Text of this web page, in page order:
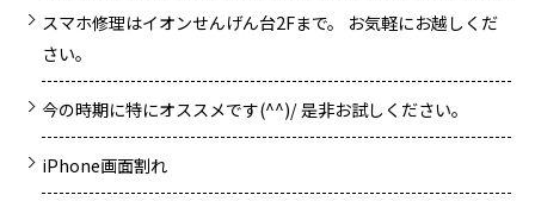
スマホ修理はイオンせんげん台2Fまで。 お気軽にお越しくだ
さい。
今の時期に特にオススメです(^^)/ 是非お試しください。
iPhone画面割れ